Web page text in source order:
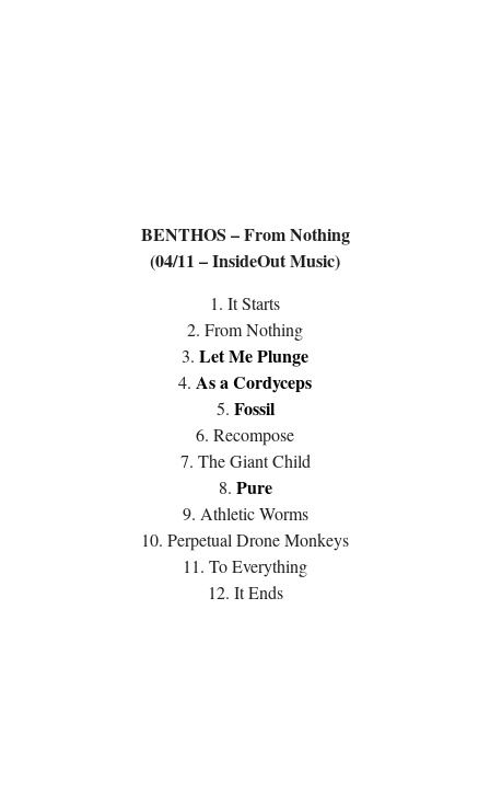
BENTHOS – From Nothing
(04/11 – InsideOut Music)
1. It Starts
2. From Nothing
3. Let Me Plunge
4. As a Cordyceps
5. Fossil
6. Recompose
7. The Giant Child
8. Pure
9. Athletic Worms
10. Perpetual Drone Monkeys
11. To Everything
12. It Ends